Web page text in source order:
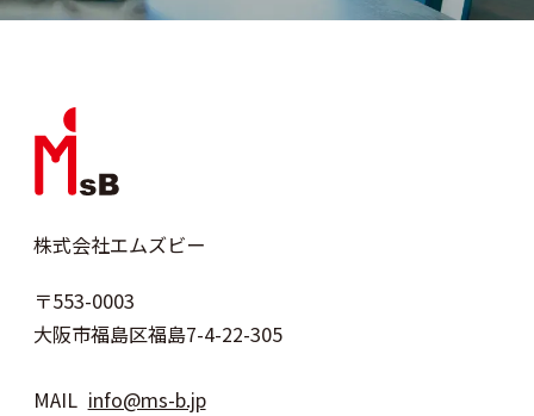
株式会社エムズビー
〒553-0003
大阪市福島区福島7-4-22-305
MAIL info@ms-b.jp